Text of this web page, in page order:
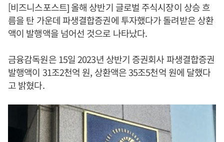
[비즈니스포스트] 올해 상반기 글로벌 주식시장이 상승 흐
름을 탄 가운데 파생결합증권에 투자했다가 돌려받은 상환
액이 발행액을 넘어선 것으로 나타났다.
금융감독원은 15일 2023년 상반기 증권회사 파생결합증권
발행액이 31조2천억 원, 상환액은 35조5천억 원에 달했다
고 밝혔다.